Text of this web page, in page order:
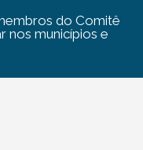
do Comitê
nos municípios e